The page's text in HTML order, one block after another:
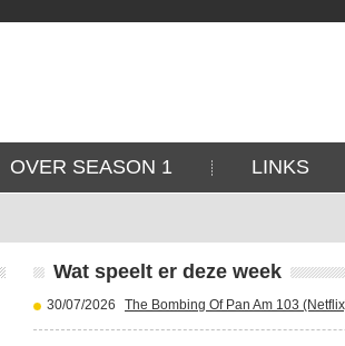
OVER SEASON 1 LINKS
Wat speelt er deze week
30/07/2026 The Bombing Of Pan Am 103